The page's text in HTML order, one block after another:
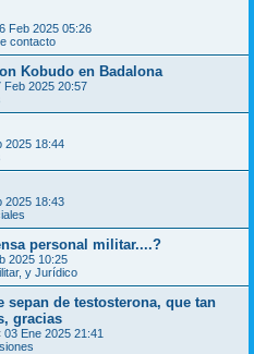
Feb 2025 05:26
contacto
Kobudo en Badalona
Feb 2025 20:57
2025 18:44
2025 18:43
personal militar....?
2025 10:25
y Jurídico
sepan de testosterona, que tan
gracias
03 Ene 2025 21:41